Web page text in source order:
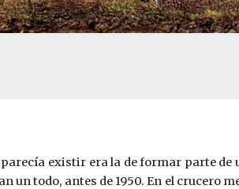
existir era la de formar parte de
un todo, antes de 1950. En el crucero